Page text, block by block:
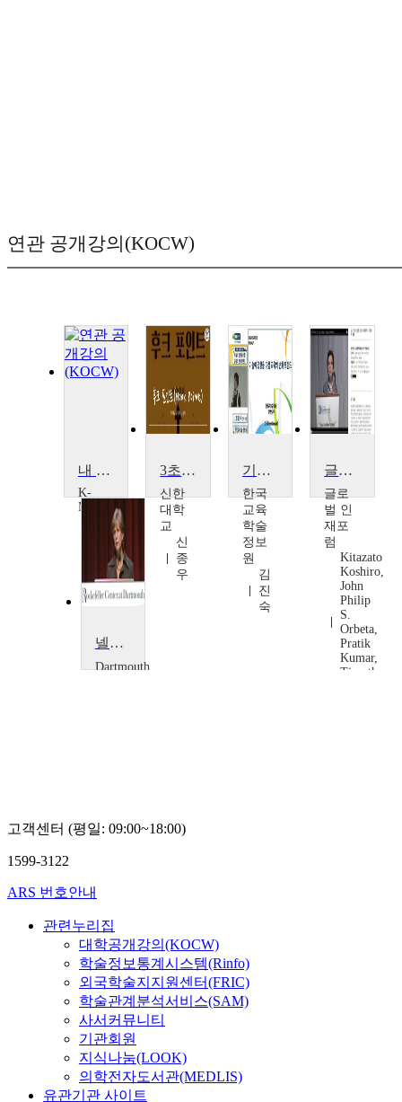
연관 공개강의(KOCW)
내 삶에 영향을 주는 음악 수업
K-
MOOC
대
학
전
기
홍
3초의 영향력, 후크 포인트(Hook Point)
신한
대학
교
신
종
우
기술이 영향을 미칠 교육의 변화 트렌드
한국
교육
학술
정보
원
김
진
숙
글로벌 인재포럼 2006: 미래인력- 고령화의 영향
글로
벌 인
재포
럼
Kitazato
Koshiro,
John
Philip
S.
Orbeta,
Pratik
Kumar,
Timothy
넬슨 록펠러 : 사람들에게 여전히 영향을 미치다.
Dartmouth
고객센터 (평일: 09:00~18:00)
1599-3122
ARS 번호안내
관련누리집
대학공개강의(KOCW)
학술정보통계시스템(Rinfo)
외국학술지지원센터(FRIC)
학술관계분석서비스(SAM)
사서커뮤니티
기관회원
지식나눔(LOOK)
의학전자도서관(MEDLIS)
유관기관 사이트